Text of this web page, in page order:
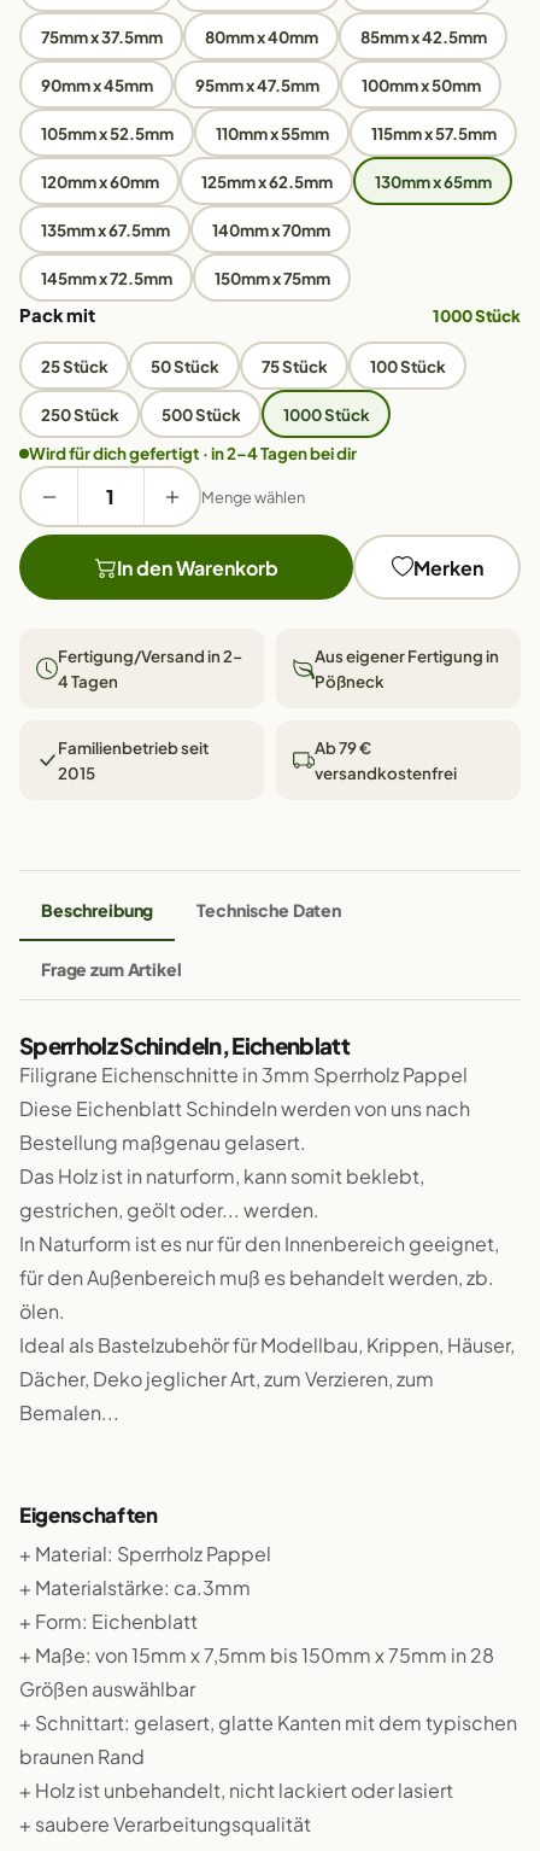
75mm x 37.5mm 80mm x 40mm 85mm x 42.5mm
90mm x 45mm 95mm x 47.5mm 100mm x 50mm
105mm x 52.5mm 110mm x 55mm 115mm x 57.5mm
120mm x 60mm 125mm x 62.5mm 130mm x 65mm
135mm x 67.5mm 140mm x 70mm
145mm x 72.5mm 150mm x 75mm
Pack mit 1000 Stück
25 Stück 50 Stück 75 Stück 100 Stück
250 Stück 500 Stück
1000 Stück
Wird für dich gefertigt · in 2–4 Tagen bei dir
Menge wählen
In den Warenkorb Merken
Fertigung/Versand in 2–
4 Tagen
Aus eigener Fertigung in
Pößneck
Familienbetrieb seit
2015
Ab 79 €
versandkostenfrei
Beschreibung Technische Daten
Frage zum Artikel
Sperrholz Schindeln, Eichenblatt
Filigrane Eichenschnitte in 3mm Sperrholz Pappel
Diese Eichenblatt Schindeln werden von uns nach
Bestellung maßgenau gelasert.
Das Holz ist in naturform, kann somit beklebt,
gestrichen, geölt oder... werden.
In Naturform ist es nur für den Innenbereich geeignet,
für den Außenbereich muß es behandelt werden, zb.
ölen.
Ideal als Bastelzubehör für Modellbau, Krippen, Häuser,
Dächer, Deko jeglicher Art, zum Verzieren, zum
Bemalen...
Eigenschaften
+ Material: Sperrholz Pappel
+ Materialstärke: ca.3mm
+ Form: Eichenblatt
+ Maße: von 15mm x 7,5mm bis 150mm x 75mm in 28
Größen auswählbar
+ Schnittart: gelasert, glatte Kanten mit dem typischen
braunen Rand
+ Holz ist unbehandelt, nicht lackiert oder lasiert
+ saubere Verarbeitungsqualität